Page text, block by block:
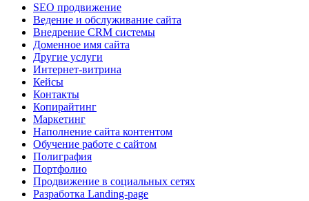
SEO продвижение
Ведение и обслуживание сайта
Внедрение CRM системы
Доменное имя сайта
Другие услуги
Интернет-витрина
Кейсы
Контакты
Копирайтинг
Маркетинг
Наполнение сайта контентом
Обучение работе с сайтом
Полиграфия
Портфолио
Продвижение в социальных сетях
Разработка Landing-page